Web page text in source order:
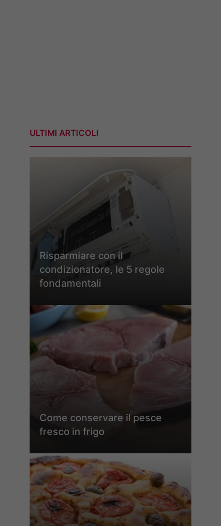
ULTIMI ARTICOLI
Risparmiare con il
condizionatore, le 5 regole
fondamentali
Come conservare il pesce
fresco in frigo